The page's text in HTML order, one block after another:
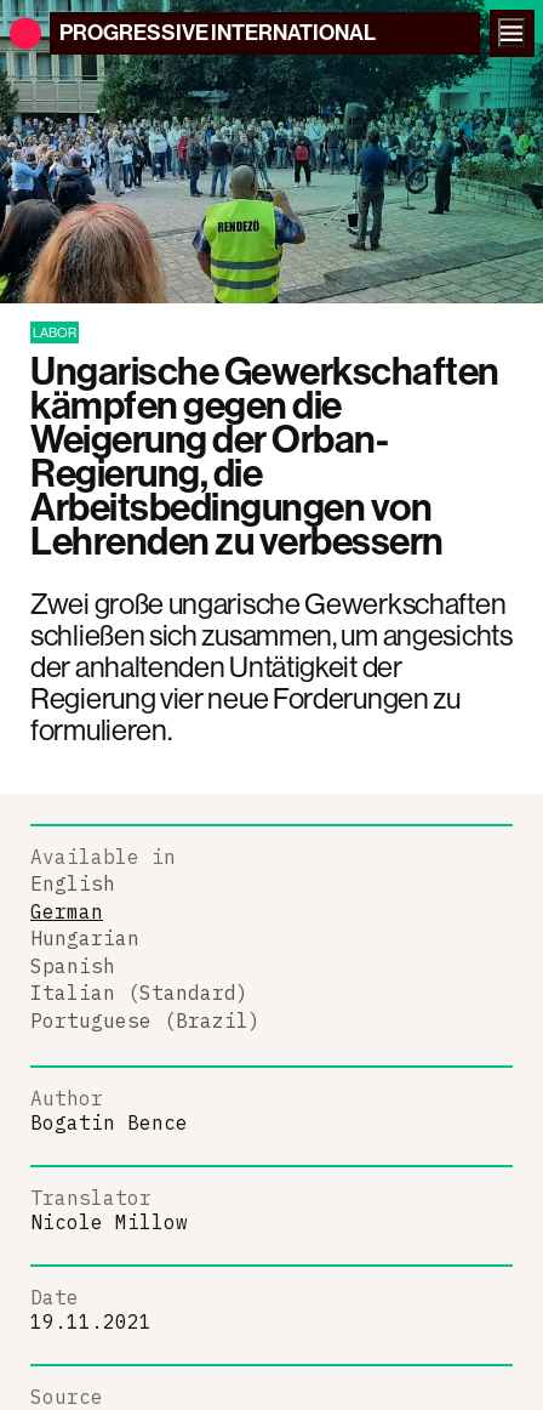
PROGRESSIVEINTERNATIONAL
LABOR
Ungarische Gewerkschaften
kämpfen gegen die
Weigerung der Orban-
Regierung, die
Arbeitsbedingungen von
Lehrenden zu verbessern
Zwei große ungarische Gewerkschaften
schließen sich zusammen, um angesichts
der anhaltenden Untätigkeit der
Regierung vier neue Forderungen zu
formulieren.
Available in
English
German
Hungarian
Spanish
Italian (Standard)
Portuguese (Brazil)
Author
Bogatin Bence
Translator
Nicole Millow
Date
19.11.2021
Source